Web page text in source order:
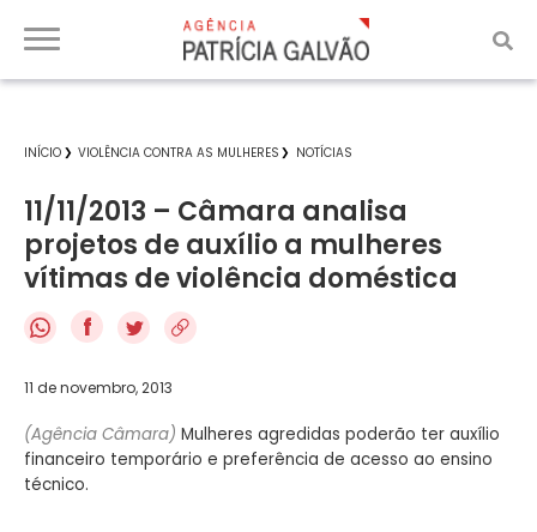
INÍCIO VIOLÊNCIA CONTRA AS MULHERES NOTÍCIAS
11/11/2013 – Câmara analisa
projetos de auxílio a mulheres
vítimas de violência doméstica
f
11 de novembro, 2013
(Agência Câmara) Mulheres agredidas poderão ter auxílio
financeiro temporário e preferência de acesso ao ensino
técnico.